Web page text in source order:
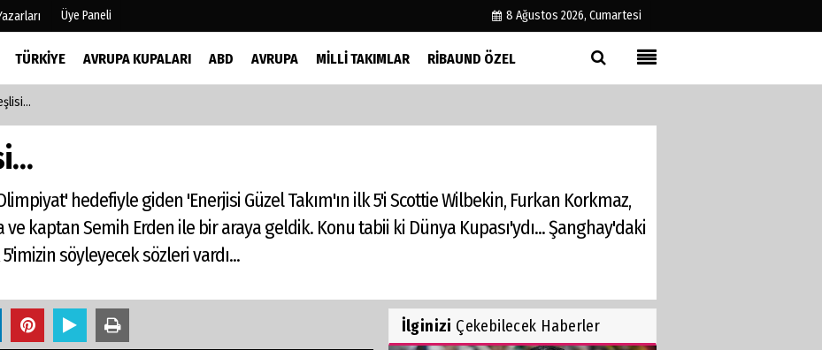
Üye Paneli 8 Ağustos 2026, Cumartesi
TÜRKIYE AVRUPA KUPALARI ABD AVRUPA MILLI TAKIMLAR RIBAUND ÖZEL
hedefiyle giden 'Enerjisi Güzel Takım'ın ilk 5'i Scottie Wilbekin, Furkan Korkmaz,
ve kaptan Semih Erden ile bir araya geldik. Konu tabii ki Dünya Kupası'ydı... Şanghay'daki
söyleyecek sözleri vardı...
İlginizi Çekebilecek Haberler